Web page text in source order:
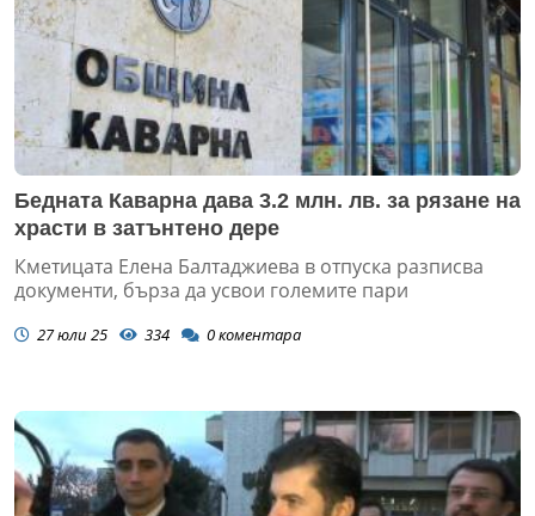
Бедната Каварна дава 3.2 млн. лв. за рязане на
храсти в затънтено дере
Кметицата Елена Балтаджиева в отпуска разписва
документи, бърза да усвои големите пари
27 юли 25 334 0коментара